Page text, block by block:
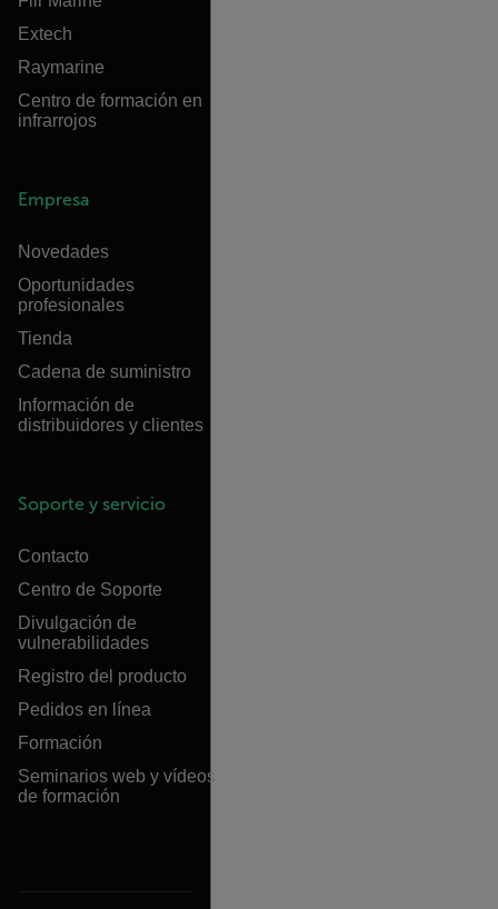
Extech
Raymarine
Centro de formación en
infrarrojos
Empresa
Novedades
Oportunidades
profesionales
Tienda
Cadena de suministro
Información de
distribuidores y clientes
Soporte y servicio
Contacto
Centro de Soporte
Divulgación de
vulnerabilidades
Registro del producto
Pedidos en línea
Formación
Seminarios web y vídeos
de formación